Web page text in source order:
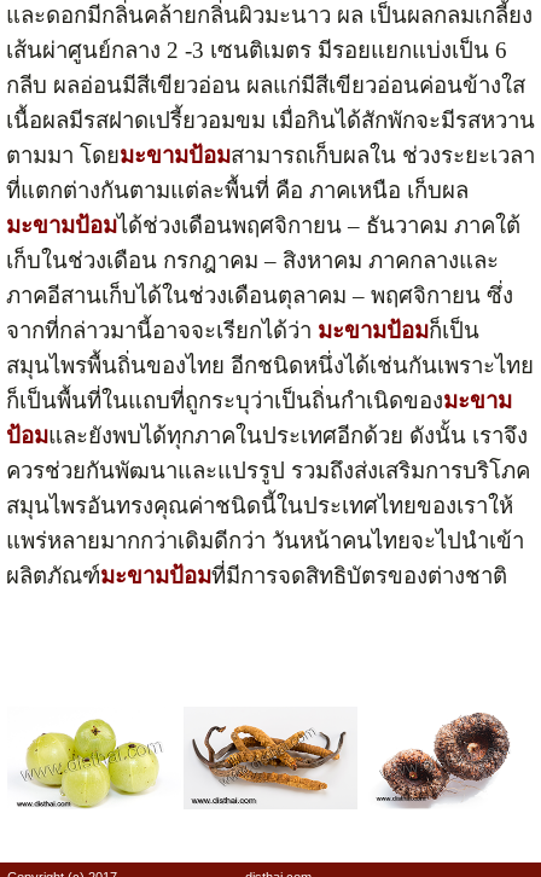
และดอกมีกลิ่นคล้ายกลิ่นผิวมะนาว ผล เป็นผลกลมเกลี้ยง
เส้นผ่าศูนย์กลาง 2 -3 เซนติเมตร มีรอยแยกแบ่งเป็น 6
กลีบ ผลอ่อนมีสีเขียวอ่อน ผลแก่มีสีเขียวอ่อนค่อนข้างใส
เนื้อผลมีรสฝาดเปรี้ยวอมขม เมื่อกินได้สักพักจะมีรสหวาน
ตามมา โดยมะขามป้อมสามารถเก็บผลใน ช่วงระยะเวลา
ที่แตกต่างกันตามแต่ละพื้นที่ คือ ภาคเหนือ เก็บผล
มะขามป้อมได้ช่วงเดือนพฤศจิกายน – ธันวาคม ภาคใต้
เก็บในช่วงเดือน กรกฎาคม – สิงหาคม ภาคกลางและ
ภาคอีสานเก็บได้ในช่วงเดือนตุลาคม – พฤศจิกายน ซึ่ง
จากที่กล่าวมานี้อาจจะเรียกได้ว่า มะขามป้อมก็เป็น
สมุนไพรพื้นถิ่นของไทย อีกชนิดหนึ่งได้เช่นกันเพราะไทย
ก็เป็นพื้นที่ในแถบที่ถูกระบุว่าเป็นถิ่นกำเนิดของมะขาม
ป้อมและยังพบได้ทุกภาคในประเทศอีกด้วย ดังนั้น เราจึง
ควรช่วยกันพัฒนาและแปรรูป รวมถึงส่งเสริมการบริโภค
สมุนไพรอันทรงคุณค่าชนิดนี้ในประเทศไทยของเราให้
แพร่หลายมากกว่าเดิมดีกว่า วันหน้าคนไทยจะไปนำเข้า
ผลิตภัณฑ์มะขามป้อมที่มีการจดสิทธิบัตรของต่างชาติ